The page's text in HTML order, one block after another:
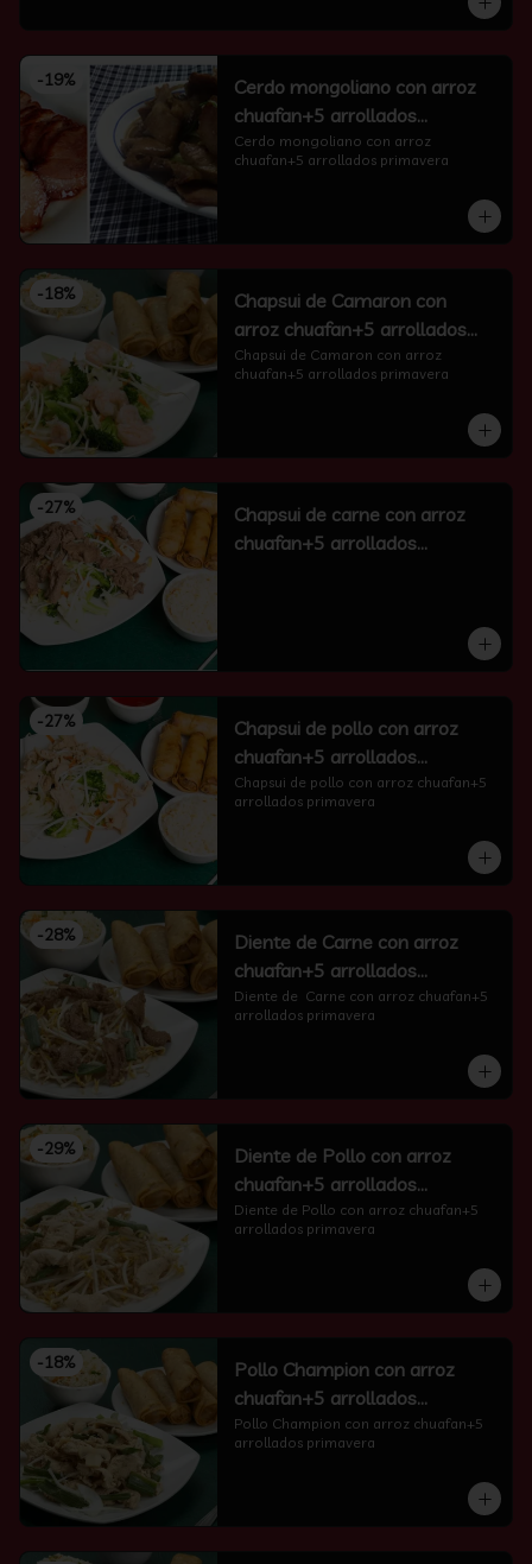
-19%
Cerdo mongoliano con arroz
chuafan+5 arrollados
primavera
Cerdo mongoliano con arroz
chuafan+5 arrollados primavera
-18%
Chapsui de Camaron con
arroz chuafan+5 arrollados
primavera
Chapsui de Camaron con arroz
chuafan+5 arrollados primavera
-27%
Chapsui de carne con arroz
chuafan+5 arrollados
-27%
Chapsui de pollo con arroz
chuafan+5 arrollados
primavera
Chapsui de pollo con arroz chuafan+5
arrollados primavera
-28%
Diente de Carne con arroz
chuafan+5 arrollados
primavera
Diente de  Carne con arroz chuafan+5
arrollados primavera
-29%
Diente de Pollo con arroz
chuafan+5 arrollados
primavera
Diente de Pollo con arroz chuafan+5
arrollados primavera
-18%
Pollo Champion con arroz
chuafan+5 arrollados
primavera
Pollo Champion con arroz chuafan+5
arrollados primavera